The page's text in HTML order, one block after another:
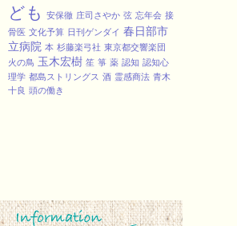
ども
安保徹 庄司さやか 弦 忘年会 接
骨医 文化予算 日刊ゲンダイ 春日部市
立病院 本 杉藤楽弓社 東京都交響楽団
火の鳥 玉木宏樹 笙 箏 薬 認知 認知心
理学 都島ストリングス 酒 霊感商法 青木
十良 頭の働き